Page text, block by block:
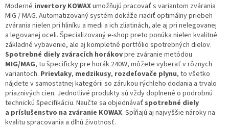
Moderné invertory KOWAXumožňujú pracovať s variantom zvárania
MIG / MAG. Automatizovaný systém dokáže riadiť optimálny priebeh
zvárania nielen pri hliníku a medi a ich zliatinách, ale aj pri nelegovanej
a legovanej oceli. Špecializovaný e-shop preto ponúka nielen kvalitné
základné vybavenie, ale aj kompletné portfólio spotrebných dielov.
Spotrebné diely zváracích horákovpre zváranie metódou
MIG/MAG, tu špecificky pre horák 240W, môžete vyberať v rôznych
variantoch. Prievlaky, medzikusy, rozdeľovače plynu, to všetko
nájdete v samostatnej kategórii so zárukou rýchleho dodania a trvalo
priaznivých cien. Jednotlivé produkty sú vždy doplnené o podrobnú
technickú špecifikáciu. Naučte sa objednávať spotrebné diely
a príslušenstvo na zváranie KOWAX. Spĺňajú aj najvyššie nároky na
kvalitu spracovania a dlhú životnosť.